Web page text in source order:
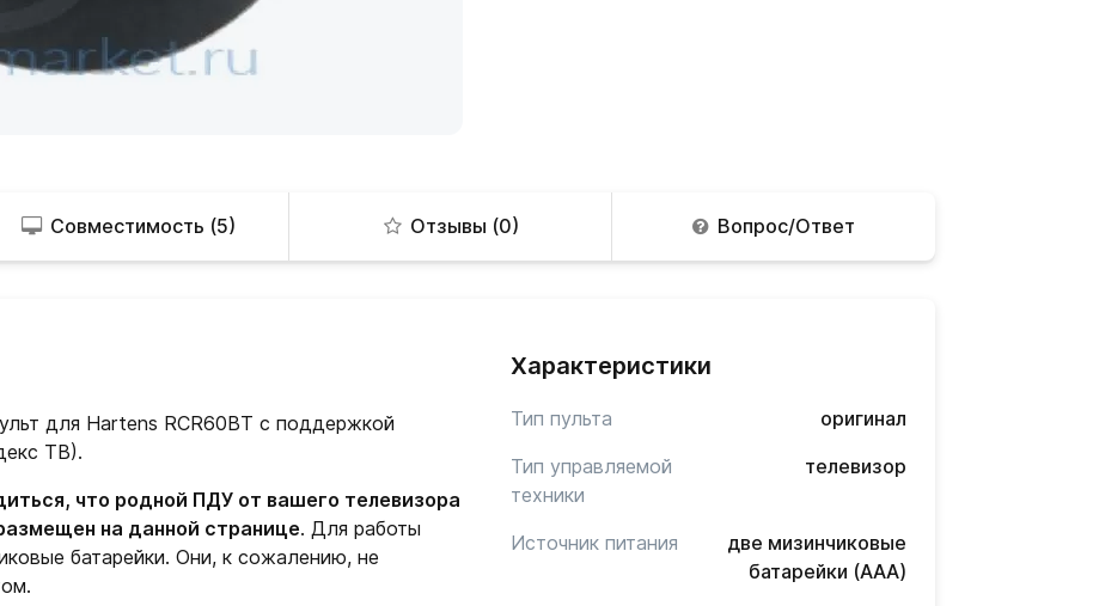
Совместимость (5) Отзывы (0) Вопрос/Ответ
для Hartens RCR60BT с поддержкой
ТВ).
что родной ПДУ от вашего телевизора
на данной странице. Для работы
батарейки. Они, к сожалению, не
Характеристики
Тип пульта
оригинал
Тип управляемой
техники
телевизор
Источник питания
две мизинчиковые
батарейки (AAA)